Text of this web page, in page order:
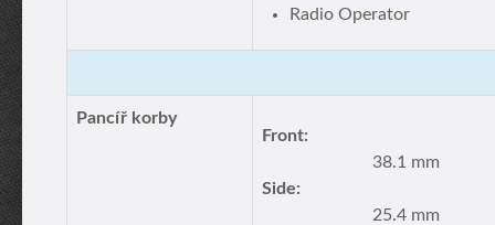
Radio Operator
Pancíř korby
Front:
38.1 mm
Side:
25.4 mm